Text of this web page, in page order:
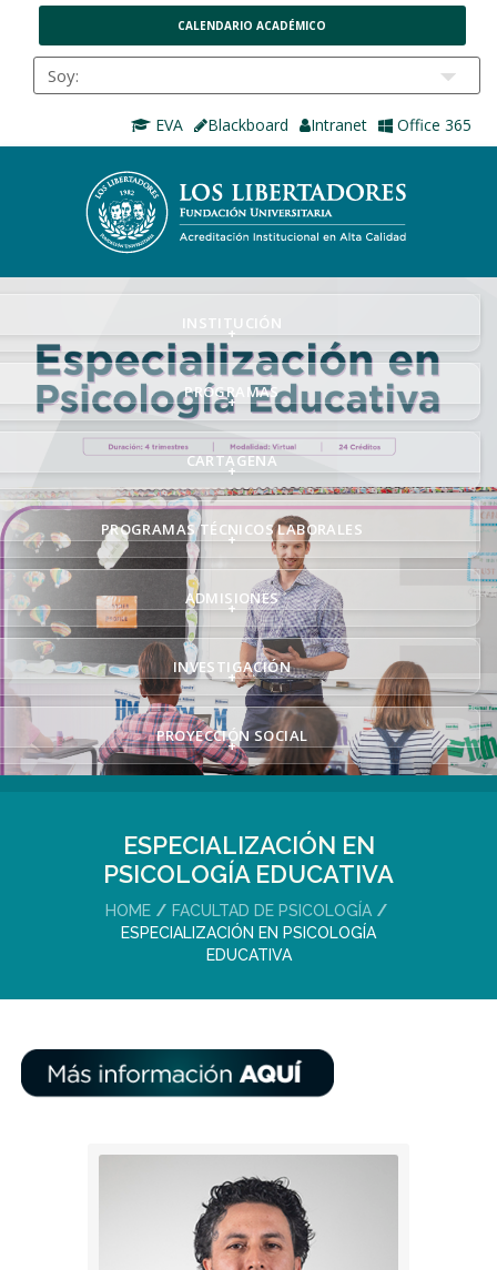
CALENDARIO ACADÉMICO
EVA Blackboard Intranet Office 365
INSTITUCIÓN
+
PROGRAMAS
+
CARTAGENA
+
PROGRAMAS TÉCNICOS LABORALES
+
ADMISIONES
+
INVESTIGACIÓN
+
PROYECCIÓN SOCIAL
+
ESPECIALIZACIÓN EN
PSICOLOGÍA EDUCATIVA
HOME
FACULTAD DE PSICOLOGÍA
ESPECIALIZACIÓN EN PSICOLOGÍA
EDUCATIVA